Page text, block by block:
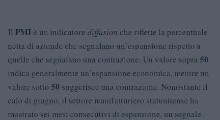
Il PMI è un indicatore diffusion che riflette la percentuale
netta di aziende che segnalano un’espansione rispetto a
quelle che segnalano una contrazione. Un valore sopra 50
indica generalmente un’espansione economica, mentre un
valore sotto 50 suggerisce una contrazione. Nonostante il
calo di giugno, il settore manifatturiero statunitense ha
mostrato sei mesi consecutivi di espansione, un segnale